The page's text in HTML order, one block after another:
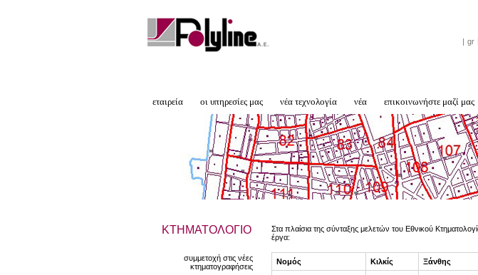
| gr
εταιρεία οι υπηρεσίες μας νέα τεχνολογία νέα επικοινωνήστε μαζί μας
ΚΤΗΜΑΤΟΛΟΓΙΟ
συμμετοχή στις νέες
κτηματογραφήσεις
Στα πλαίσια της σύνταξης μελετών του Εθνικού
έργα:
Νομός Κιλκίς Ξάνθης